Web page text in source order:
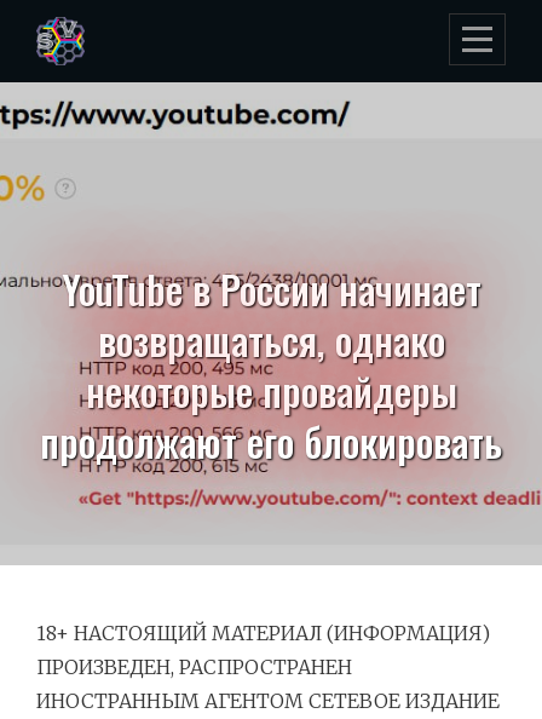
content
YouTube в России начинает
возвращаться, однако
некоторые провайдеры
продолжают его блокировать
18+ НАСТОЯЩИЙ МАТЕРИАЛ (ИНФОРМАЦИЯ)
ПРОИЗВЕДЕН, РАСПРОСТРАНЕН
ИНОСТРАННЫМ АГЕНТОМ СЕТЕВОЕ ИЗДАНИЕ